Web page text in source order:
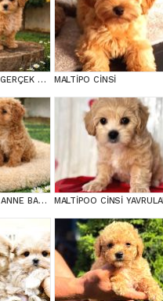
SUPER FİYATLARA GERÇEK MALTİPOO YAVRULAR MALTİPO CİNSİ
A KALİTE GERÇEK ANNE BABA MALTİPOO YAVRULAR